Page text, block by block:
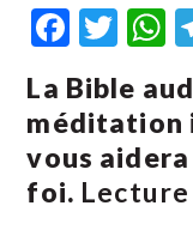
La Bible
méditation
vous
foi.